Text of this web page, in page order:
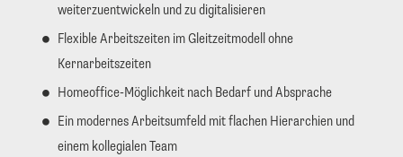
weiterzuentwickeln und zu digitalisieren
Flexible Arbeitszeiten im Gleitzeitmodell ohne
Kernarbeitszeiten
Homeoffice-Möglichkeit nach Bedarf und Absprache
Ein modernes Arbeitsumfeld mit flachen Hierarchien und
einem kollegialen Team